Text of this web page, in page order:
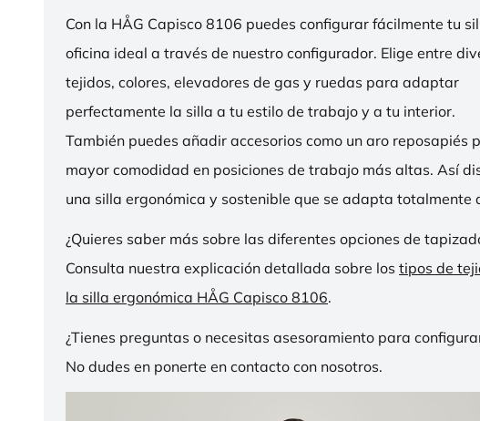
Con la HÅG Capisco 8106 puedes configurar fácilmente tu
oficina ideal a través de nuestro configurador. Elige entre
tejidos, colores, elevadores de gas y ruedas para adaptar
perfectamente la silla a tu estilo de trabajo y a tu interior.
También puedes añadir accesorios como un aro reposapiés
mayor comodidad en posiciones de trabajo más altas. Así
una silla ergonómica y sostenible que se adapta totalmente
¿Quieres saber más sobre las diferentes opciones de
Consulta nuestra explicación detallada sobre los tipos de
la silla ergonómica HÅG Capisco 8106.
¿Tienes preguntas o necesitas asesoramiento para
No dudes en ponerte en contacto con nosotros.